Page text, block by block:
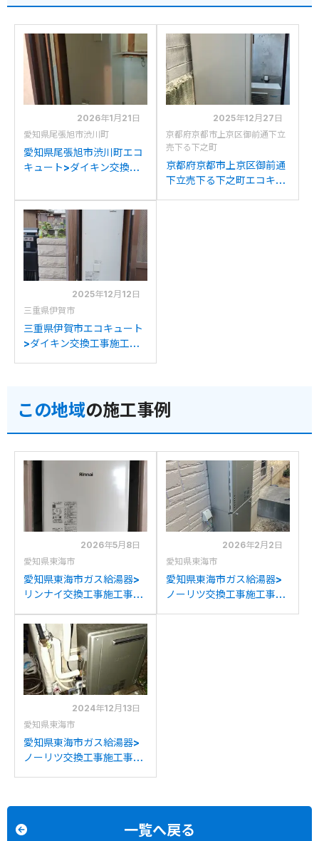
2026年1月21日
愛知県尾張旭市渋川町
愛知県尾張旭市渋川町エコ
キュート>ダイキン交換工
TU46GFVからダイキン
EQX46YFVへの交換
2025年12月27日
京都府京都市上京区御前通下立
売下る下之町
京都府京都市上京区御前通
下立売下る下之町エコキュ
2025年12月12日
三重県伊賀市
三重県伊賀市エコキュート
>ダイキン交換工事施工事
この地域の施工事例
2026年5月8日
愛知県東海市
愛知県東海市ガス給湯器>
リンナイ交換工事施工事
240APSBからリンナイ
RUF-A2405SAB(C)への
交換
2026年2月2日
愛知県東海市
愛知県東海市ガス給湯器>
ノーリツ交換工事施工事
2024年12月13日
愛知県東海市
愛知県東海市ガス給湯器>
ノーリツ交換工事施工事
一覧へ戻る